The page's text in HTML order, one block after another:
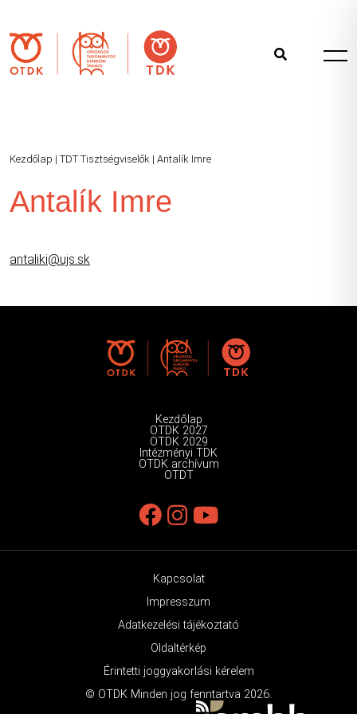
Kezdőlap | TDT Tisztségviselők | Antalík Imre
Antalík Imre
antaliki@ujs.sk
Kezdőlap
OTDK 2027
OTDK 2029
Intézményi TDK
OTDK archívum
OTDT
Kapcsolat
Impresszum
Adatkezelési tájékoztató
Oldaltérkép
Érintetti joggyakorlási kérelem
© OTDK Minden jog fenntartva 2026.